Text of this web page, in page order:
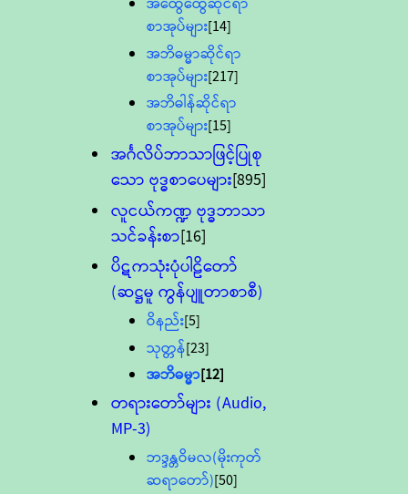
စာအုပ်များ[14]
အဘိဓမ္မာဆိုင်ရာ
စာအုပ်များ[217]
အဘိဓါန်ဆိုင်ရာ
စာအုပ်များ[15]
အင်္ဂလိပ်ဘာသာဖြင့်ပြုစု
သော ဗုဒ္ဓစာပေများ[895]
လူငယ်ကဏ္ဍ ဗုဒ္ဓဘာသာ
သင်ခန်းစာ[16]
ပိဋကသုံးပုံပါဠိတော်
(ဆဋ္ဌမူ ကွန်ပျူတာစာစီ)
ဝိနည်း[5]
သုတ္တန်[23]
အဘိဓမ္မာ[12]
တရားတော်များ (Audio,
MP-3)
ဘဒ္ဒန္တဝိမလ(မိုးကုတ်
ဆရာတော်)[50]